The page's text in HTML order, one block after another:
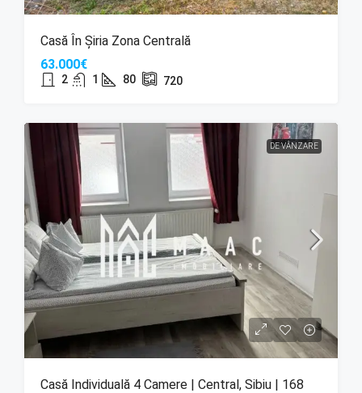
Casă În Șiria Zona Centrală
63.000€
2 1 80 720
DE VÂNZARE
Casă Individuală 4 Camere | Central, Sibiu | 168